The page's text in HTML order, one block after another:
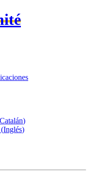
Catalán)
(Inglés)